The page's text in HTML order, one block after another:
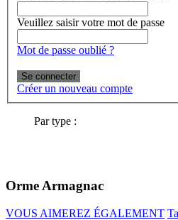
Veuillez saisir votre mot de passe
Mot de passe oublié ?
Se connecter
Créer un nouveau compte
Par type :
Orme Armagnac
VOUS AIMEREZ ÉGALEMENT